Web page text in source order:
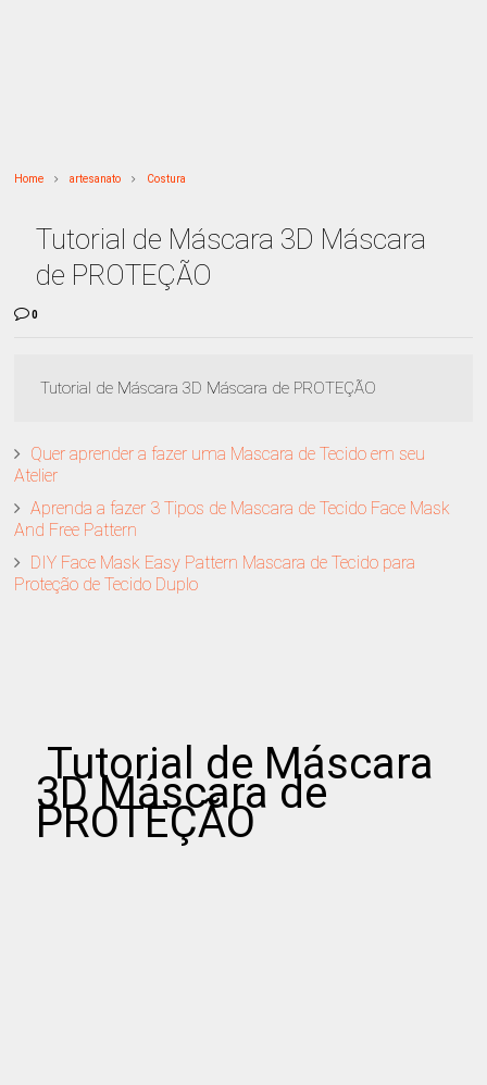
Home artesanato Costura
Tutorial de Máscara 3D Máscara
de PROTEÇÃO
0
Tutorial de Máscara 3D Máscara de PROTEÇÃO
Quer aprender a fazer uma Mascara de Tecido em seu
Atelier
Aprenda a fazer 3 Tipos de Mascara de Tecido Face Mask
And Free Pattern
DIY Face Mask Easy Pattern Mascara de Tecido para
Proteção de Tecido Duplo
Tutorial de Máscara
3D Máscara de
PROTEÇÃO